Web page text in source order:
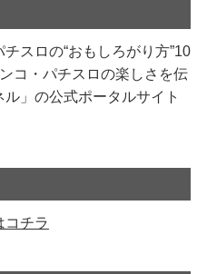
スロの“おもしろがり方”10
コ・パチスロの楽しさを伝
」の公式ポータルサイト
コチラ